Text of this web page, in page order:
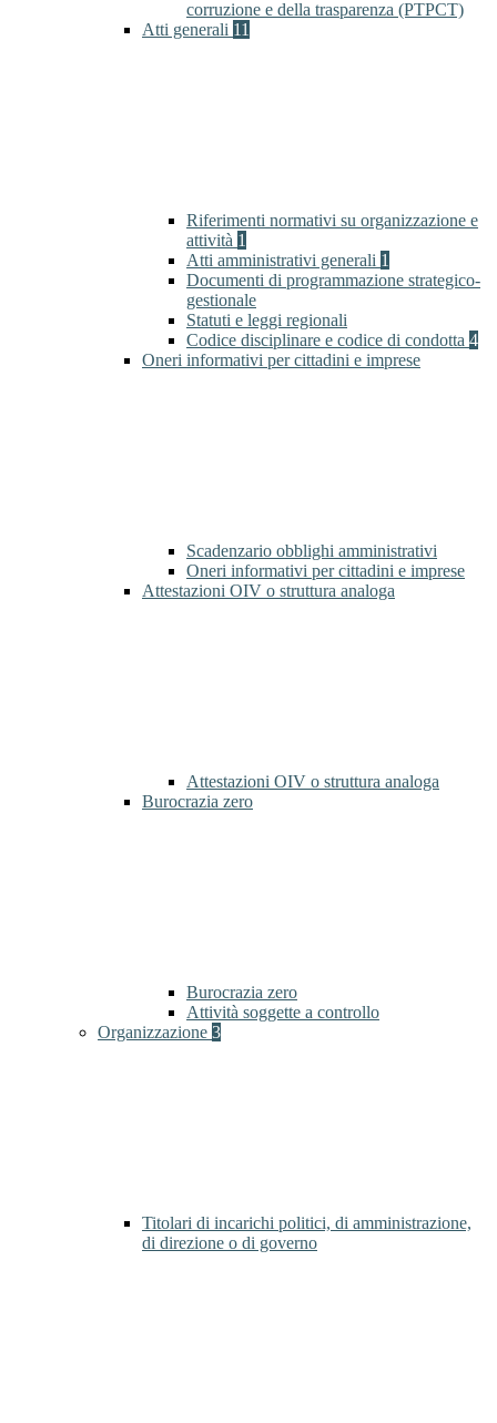
corruzione e della trasparenza (PTPCT)
Atti generali 11
Riferimenti normativi su organizzazione e
attività 1
Atti amministrativi generali 1
Documenti di programmazione strategico-
gestionale
Statuti e leggi regionali
Codice disciplinare e codice di condotta 4
Oneri informativi per cittadini e imprese
Scadenzario obblighi amministrativi
Oneri informativi per cittadini e imprese
Attestazioni OIV o struttura analoga
Attestazioni OIV o struttura analoga
Burocrazia zero
Burocrazia zero
Attività soggette a controllo
Organizzazione 3
Titolari di incarichi politici, di amministrazione,
di direzione o di governo